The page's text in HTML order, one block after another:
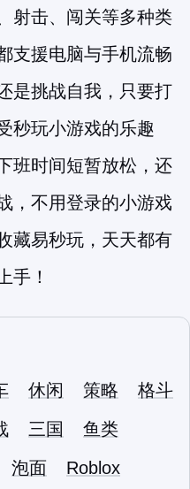
射击、闯关等多种类
支援电脑与手机流畅
是挑战自我，只要打
秒玩小游戏的乐趣
班时间短暂放松，还
，不用登录的小游戏
藏易秒玩，天天都有
手！
休闲 策略
格斗
三国
鱼类
泡面
Roblox